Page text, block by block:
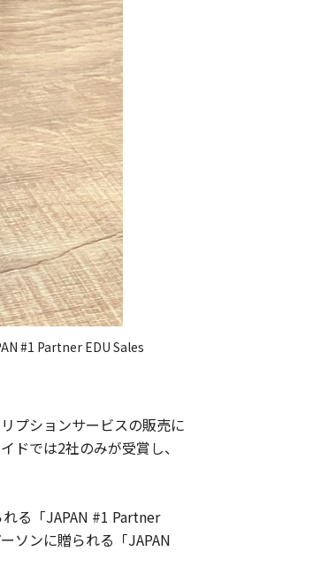
#1 Partner EDU Sales
プションサービスの販売に
ドでは2社のみが受賞し、
る「JAPAN #1 Partner
ソンに贈られる「JAPAN